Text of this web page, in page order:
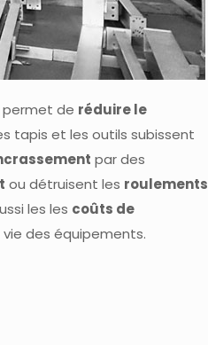
de réduire le
tapis et les outils subissent
par des
ou détruisent les roulements
les les coûts de
des équipements.